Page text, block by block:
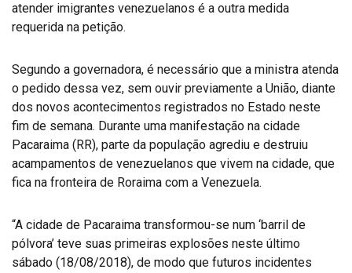
atender imigrantes venezuelanos é a outra medida
requerida na petição.
Segundo a governadora, é necessário que a ministra atenda
o pedido dessa vez, sem ouvir previamente a União, diante
dos novos acontecimentos registrados no Estado neste
fim de semana. Durante uma manifestação na cidade
Pacaraima (RR), parte da população agrediu e destruiu
acampamentos de venezuelanos que vivem na cidade, que
fica na fronteira de Roraima com a Venezuela.
“A cidade de Pacaraima transformou-se num ‘barril de
pólvora’ teve suas primeiras explosões neste último
sábado (18/08/2018), de modo que futuros incidentes